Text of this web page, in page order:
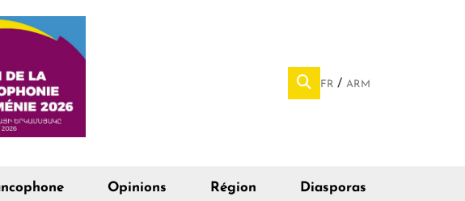
FR ARM
Opinions Région Diasporas